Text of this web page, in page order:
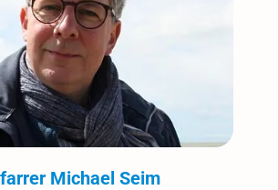
Michael Seim